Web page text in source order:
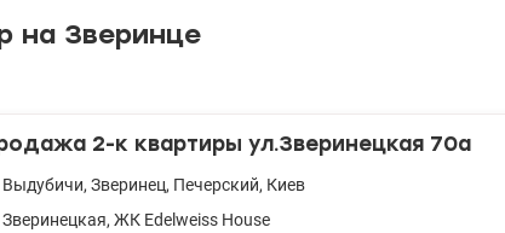
на Зверинце
2-к квартиры ул.Зверинецкая 70а
Выдубичи, Зверинец, Печерский, Киев
Зверинецкая, ЖК Edelweiss House